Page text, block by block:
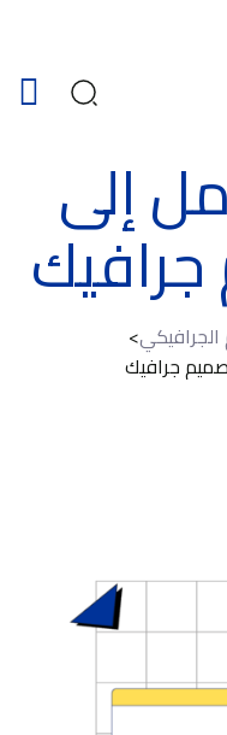
إلى
الجرافيكي>
جرافيك